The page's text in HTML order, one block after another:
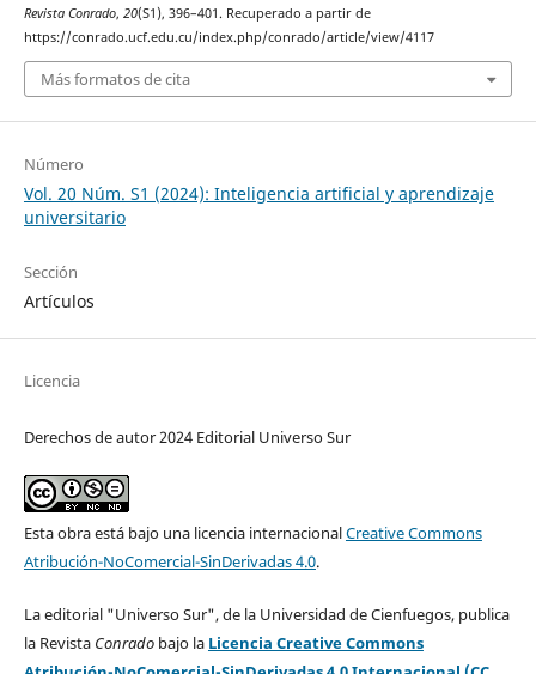
Revista Conrado, 20(S1), 396–401. Recuperado a partir de
https://conrado.ucf.edu.cu/index.php/conrado/article/view/4117
Más formatos de cita
Número
Vol. 20 Núm. S1 (2024): Inteligencia artificial y aprendizaje
universitario
Sección
Artículos
Licencia
Derechos de autor 2024 Editorial Universo Sur
Esta obra está bajo una licencia internacionalCreative Commons
Atribución-NoComercial-SinDerivadas 4.0.
La editorial "Universo Sur", de la Universidad de Cienfuegos, publica
la Revista Conradobajo la Licencia Creative Commons